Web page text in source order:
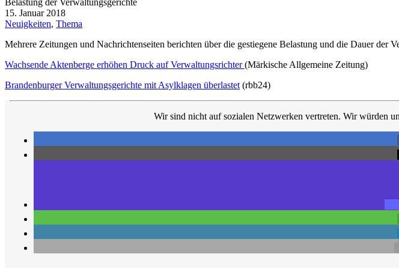
15. Januar 2018
Neuigkeiten, Thema
Mehrere Zeitungen und Nachrichtenseiten berichten über die gestiegene Belastung und die Dauer der
Wachsende Aktenberge erhöhen Druck auf Verwaltungsrichter(Märkische Allgemeine Zeitung)
Brandenburger Verwaltungsgerichte mit Asylklagen überlastet (rbb24)
Wir sind nicht auf sozialen Netzwerken vertreten. Wir würden